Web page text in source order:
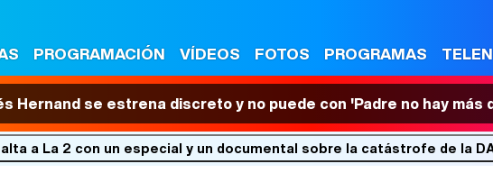
PROGRAMACIÓN VÍDEOS FOTOS PROGRAMAS
Hernand se estrena discreto y no puede con 'Padre no hay más
a La 2 con un especial y un documental sobre la catástrofe de la